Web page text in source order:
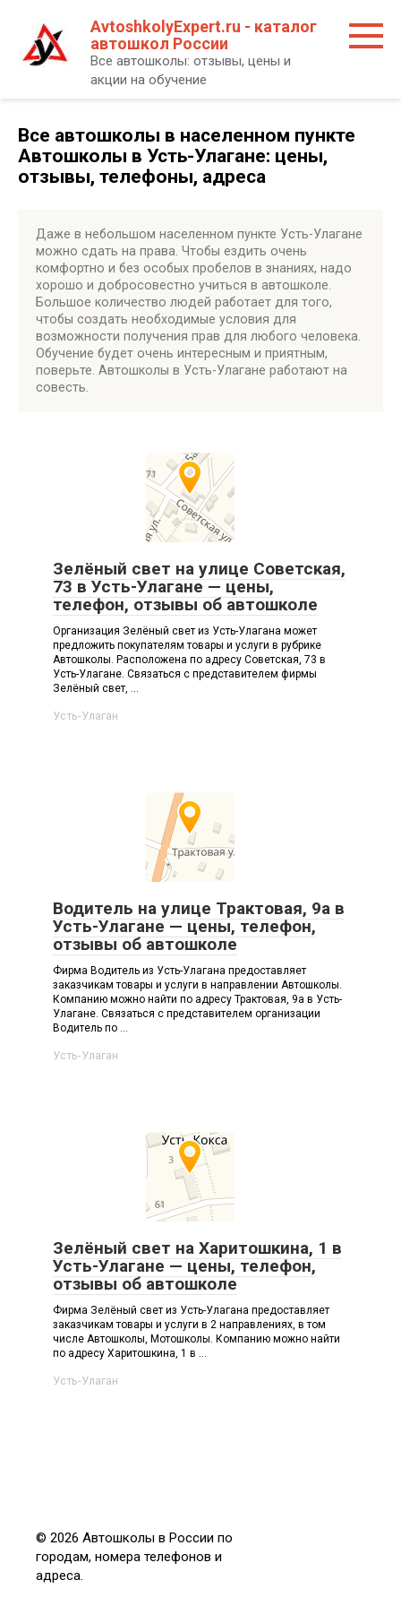
контенту
AvtoshkolyExpert.ru - каталог
автошкол России
Все автошколы: отзывы, цены и
акции на обучение
Все автошколы в населенном пункте
Автошколы в Усть-Улагане: цены,
отзывы, телефоны, адреса
Даже в небольшом населенном пункте Усть-Улагане
можно сдать на права. Чтобы ездить очень
комфортно и без особых пробелов в знаниях, надо
хорошо и добросовестно учиться в автошколе.
Большое количество людей работает для того,
чтобы создать необходимые условия для
возможности получения прав для любого человека.
Обучение будет очень интересным и приятным,
поверьте. Автошколы в Усть-Улагане работают на
совесть.
Зелёный свет на улице Советская,
73 в Усть-Улагане — цены,
телефон, отзывы об автошколе
Организация Зелёный свет из Усть-Улагана может
предложить покупателям товары и услуги в рубрике
Автошколы. Расположена по адресу Советская, 73 в
Усть-Улагане. Связаться с представителем фирмы
Зелёный свет, ...
Усть-Улаган
Водитель на улице Трактовая, 9а в
Усть-Улагане — цены, телефон,
отзывы об автошколе
Фирма Водитель из Усть-Улагана предоставляет
заказчикам товары и услуги в направлении Автошколы.
Компанию можно найти по адресу Трактовая, 9а в Усть-
Улагане. Связаться с представителем организации
Водитель по ...
Усть-Улаган
Зелёный свет на Харитошкина, 1 в
Усть-Улагане — цены, телефон,
отзывы об автошколе
Фирма Зелёный свет из Усть-Улагана предоставляет
заказчикам товары и услуги в 2 направлениях, в том
числе Автошколы, Мотошколы. Компанию можно найти
по адресу Харитошкина, 1 в ...
Усть-Улаган
© 2026 Автошколы в России по
городам, номера телефонов и
адреса.